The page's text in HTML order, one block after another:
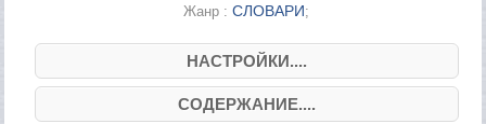
Жанр :СЛОВАРИ;
НАСТРОЙКИ....
СОДЕРЖАНИЕ....